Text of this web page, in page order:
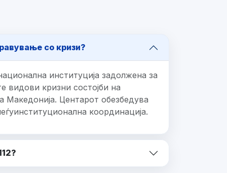
со кризи?
институција задолжена за
видови кризни состојби на
Македонија. Центарот обезбедува
координација.